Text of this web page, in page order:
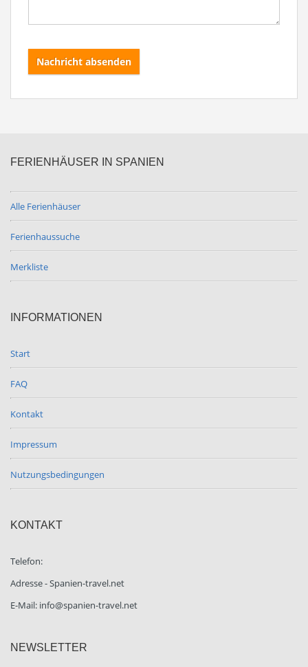
Nachricht absenden
FERIENHÄUSER IN SPANIEN
Alle Ferienhäuser
Ferienhaussuche
Merkliste
INFORMATIONEN
Start
FAQ
Kontakt
Impressum
Nutzungsbedingungen
KONTAKT
Telefon:
Adresse - Spanien-travel.net
E-Mail: info@spanien-travel.net
NEWSLETTER